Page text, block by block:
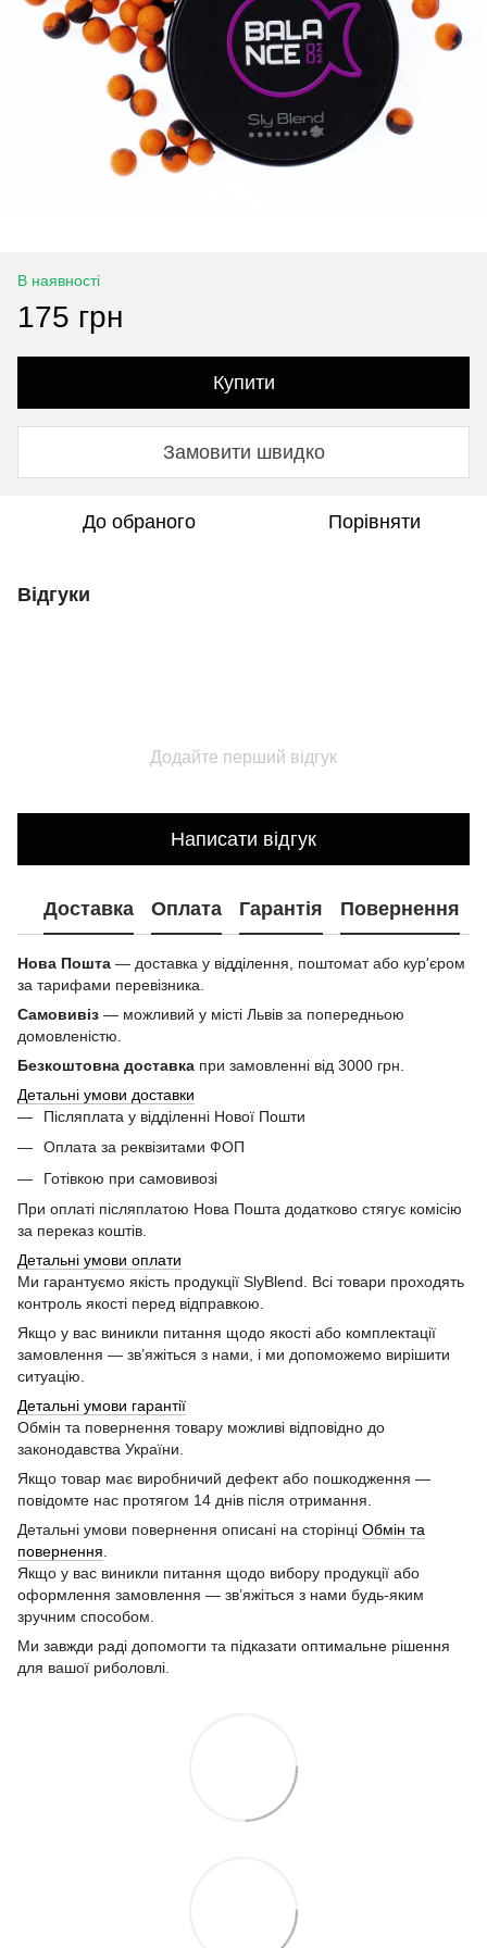
В наявності
175 грн
Купити
Замовити швидко
До обраного Порівняти
Відгуки
Додайте перший відгук
Написати відгук
Доставка Оплата Гарантія Повернення
Нова Пошта — доставка у відділення, поштомат або кур'єром
за тарифами перевізника.
Самовивіз — можливий у місті Львів за попередньою
домовленістю.
Безкоштовна доставка при замовленні від 3000 грн.
Детальні умови доставки
Післяплата у відділенні Нової Пошти
Оплата за реквізитами ФОП
Готівкою при самовивозі
При оплаті післяплатою Нова Пошта додатково стягує комісію
за переказ коштів.
Детальні умови оплати
Ми гарантуємо якість продукції SlyBlend. Всі товари проходять
контроль якості перед відправкою.
Якщо у вас виникли питання щодо якості або комплектації
замовлення — зв’яжіться з нами, і ми допоможемо вирішити
ситуацію.
Детальні умови гарантії
Обмін та повернення товару можливі відповідно до
законодавства України.
Якщо товар має виробничий дефект або пошкодження —
повідомте нас протягом 14 днів після отримання.
Детальні умови повернення описані на сторінці Обмін та
повернення
Якщо у вас виникли питання щодо вибору продукції або
оформлення замовлення — зв’яжіться з нами будь-яким
зручним способом.
Ми завжди раді допомогти та підказати оптимальне рішення
для вашої риболовлі.